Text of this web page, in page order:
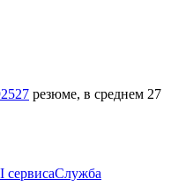
резюме, в среднем 27
сервисаСлужба